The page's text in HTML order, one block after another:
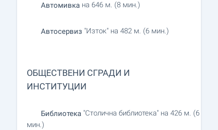
Автомивка на 646 м. (8 мин.)
Автосервиз "Изток" на 482 м. (6 мин.)
ОБЩЕСТВЕНИ СГРАДИ И
ИНСТИТУЦИИ
Библиотека "Столична библиотека" на 426 м. (6
мин.)